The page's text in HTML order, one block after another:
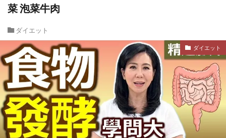
菜 泡菜牛肉
ダイエット
ダイエット